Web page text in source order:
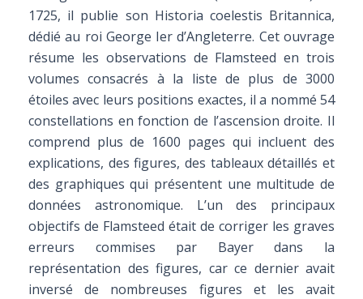
1725, il publie son Historia coelestis Britannica,
dédié au roi George Ier d’Angleterre. Cet ouvrage
résume les observations de Flamsteed en trois
volumes consacrés à la liste de plus de 3000
étoiles avec leurs positions exactes, il a nommé 54
constellations en fonction de l’ascension droite. Il
comprend plus de 1600 pages qui incluent des
explications, des figures, des tableaux détaillés et
des graphiques qui présentent une multitude de
données astronomique. L’un des principaux
objectifs de Flamsteed était de corriger les graves
erreurs commises par Bayer dans la
représentation des figures, car ce dernier avait
inversé de nombreuses figures et les avait